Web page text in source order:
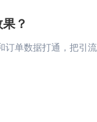
？
订单数据打通，把引